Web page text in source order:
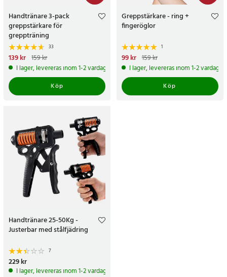
Handtränare 3-pack
greppstärkare för
greppträning
33
Nuvarande pris
pris:159 kr
139 kr 159 kr
I lager, levereras inom 1-2 vardagar
Köp
Greppstärkare - ring +
fingeröglor
1
Nuvarande pris
pris:159 kr
99 kr 159 kr
I lager, levereras inom 1-2 vardagar
Köp
Handtränare 25-50Kg -
Justerbar med stålfjädring
7
Pris:229 kr
229 kr
I lager, levereras inom 1-2 vardagar